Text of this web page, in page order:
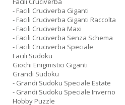
- Facili Cruciverba Giganti
- Facili Cruciverba Giganti Raccolta
- Facili Cruciverba Maxi
- Facili Cruciverba Senza Schema
- Facili Cruciverba Speciale
Facili Sudoku
Giochi Enigmistici Giganti
Grandi Sudoku
- Grandi Sudoku Speciale Estate
- Grandi Sudoku Speciale Inverno
Hobby Puzzle